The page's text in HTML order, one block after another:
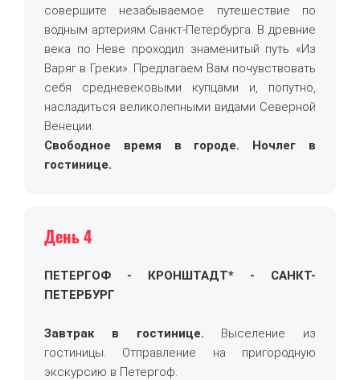
совершите незабываемое путешествие по
водным артериям Санкт-Петербурга. В древние
века по Неве проходил знаменитый путь «Из
Варяг в Греки». Предлагаем Вам почувствовать
себя средневековыми купцами и, попутно,
насладиться великолепными видами Северной
Венеции.
Свободное время в городе. Ночлег в
гостинице.
День 4
ПЕТЕРГОФ - КРОНШТАДТ* - САНКТ-
ПЕТЕРБУРГ
Завтрак в гостинице. Выселение из
гостиницы. Отправление на пригородную
экскурсию в Петергоф.